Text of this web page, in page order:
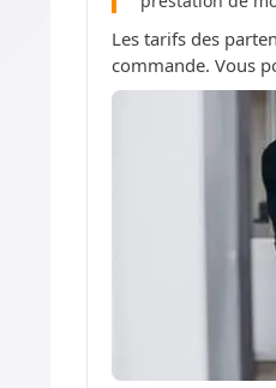
Les tarifs des
commande. Vous